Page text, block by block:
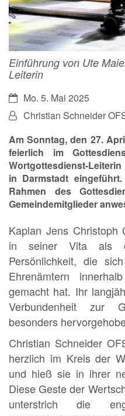
Einführung von Ute
Leiterin
Datum:Mo. 5. Mai 2025
Von:Christian Schneider
Am Sonntag, den 27.
feierlich im
Wortgottesdienst-
in Darmstadt
Rahmen des
Gemeindemitglieder
Kaplan Jens Christoph
in seiner Vita als
Persönlichkeit, die
Ehrenämtern
gemacht hat. Ihr
Verbundenheit zur
besonders
Christian Schneider
herzlich im Kreis der
und hieß sie in ihrer
Diese Geste der
unterstrich die